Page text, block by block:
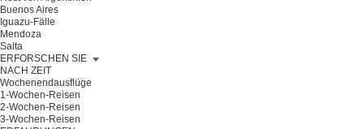
Buenos Aires
Iguazu-Fälle
Mendoza
Salta
ERFORSCHEN SIE
NACH ZEIT
Wochenendausflüge
1-Wochen-Reisen
2-Wochen-Reisen
3-Wochen-Reisen